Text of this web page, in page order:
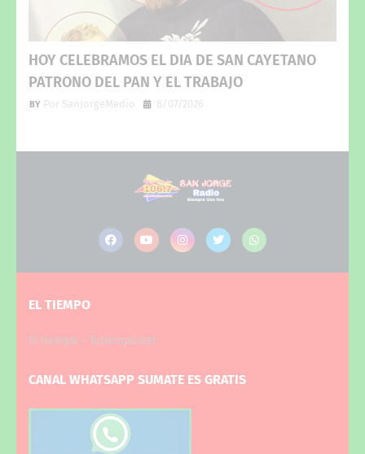
HOY CELEBRAMOS EL DIA DE SAN CAYETANO
PATRONO DEL PAN Y EL TRABAJO
Por SanJorgeMedio 8/07/2026
EL TIEMPO
El tiempo - Tutiempo.net
CANAL WHATSAPP SUMATE ES GRATIS